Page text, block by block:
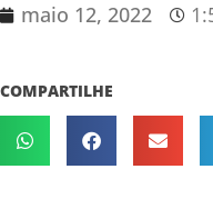
maio 12, 2022
COMPARTILHE